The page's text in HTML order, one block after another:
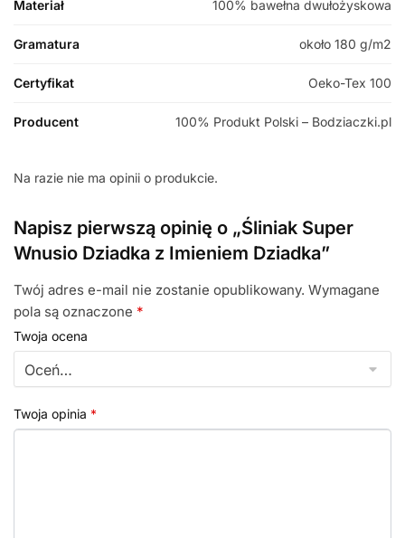
Materiał 100% bawełna dwułożyskowa
Gramatura około 180 g/m2
Certyfikat Oeko-Tex 100
Producent 100% Produkt Polski – Bodziaczki.pl
Na razie nie ma opinii o produkcie.
Napisz pierwszą opinię o „Śliniak Super
Wnusio Dziadka z Imieniem Dziadka”
Twój adres e-mail nie zostanie opublikowany. Wymagane
pola są oznaczone *
Twoja ocena
Twoja opinia *